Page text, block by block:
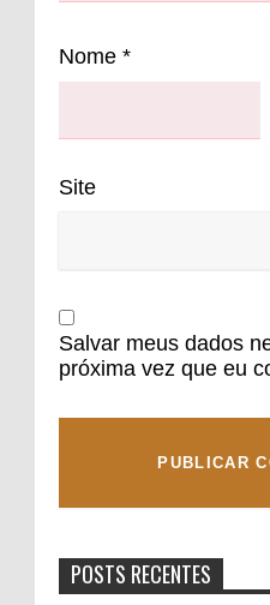
Nome *
Site
Salvar meus dados
próxima vez que eu
POSTS RECENTES